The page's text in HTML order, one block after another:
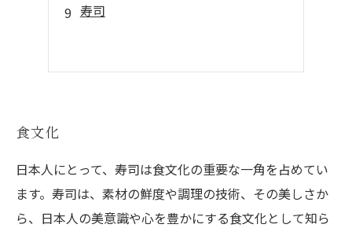
寿司
食文化
日本人にとって、寿司は食文化の重要な一角を占めてい
ます。寿司は、素材の鮮度や調理の技術、その美しさか
ら、日本人の美意識や心を豊かにする食文化として知ら